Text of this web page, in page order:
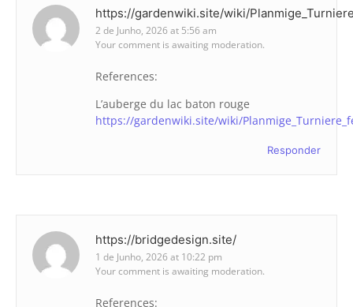
https://gardenwiki.site/wiki/
2 de Junho, 2026 at 5:56 am
Your comment is awaiting moderation.
References:
L’auberge du lac baton rouge
https://gardenwiki.site/wiki/
Responder
https://bridgedesign.site/
1 de Junho, 2026 at 10:22 pm
Your comment is awaiting moderation.
References: